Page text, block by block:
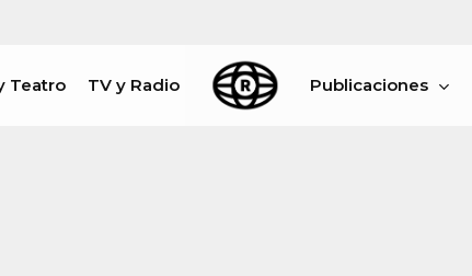
Teatro TV y Radio Publicaciones